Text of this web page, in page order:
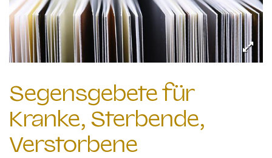
Segensgebete für
Kranke, Sterbende,
Verstorbene